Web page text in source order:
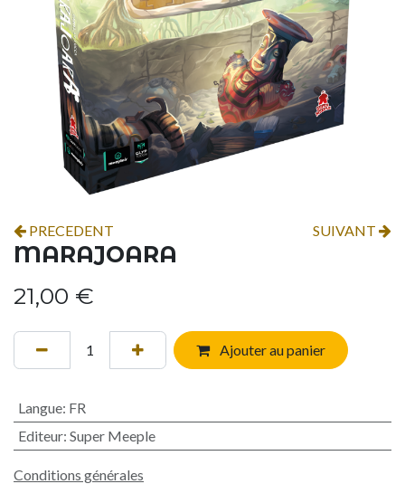
PRECEDENT SUIVANT
MARAJOARA
21,00 €
Ajouter au panier
Langue: FR
Editeur: Super Meeple
Conditions générales